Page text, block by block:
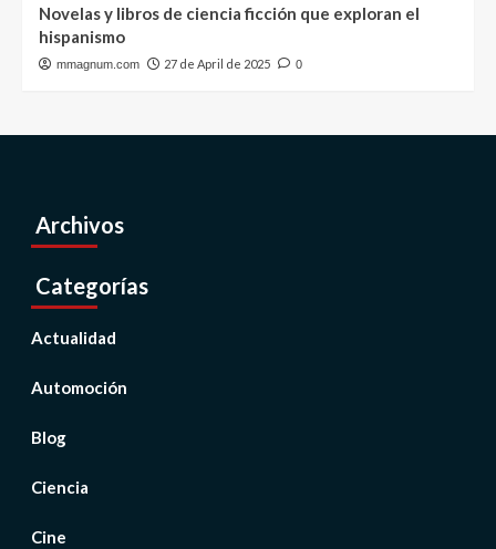
Novelas y libros de ciencia ficción que exploran el
hispanismo
mmagnum.com 27 de April de 2025 0
Archivos
Categorías
Actualidad
Automoción
Blog
Ciencia
Cine